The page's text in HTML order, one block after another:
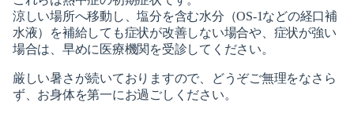
2024-02（1）
2023-12（2）
涼しい場所へ移動し、塩分を含む水分（OS-1などの経口補
水液）を補給しても症状が改善しない場合や、症状が強い
場合は、早めに医療機関を受診してください。
厳しい暑さが続いておりますので、どうぞご無理をなさら
ず、お身体を第一にお過ごしください。